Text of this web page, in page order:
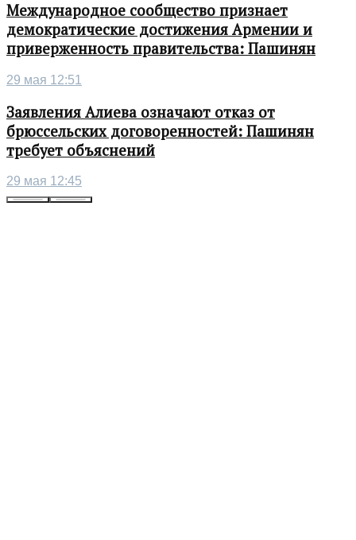
Международное сообщество признает
демократические достижения Армении и
приверженность правительства: Пашинян
29 мая 12:51
Заявления Алиева означают отказ от
брюссельских договоренностей: Пашинян
требует объяснений
29 мая 12:45